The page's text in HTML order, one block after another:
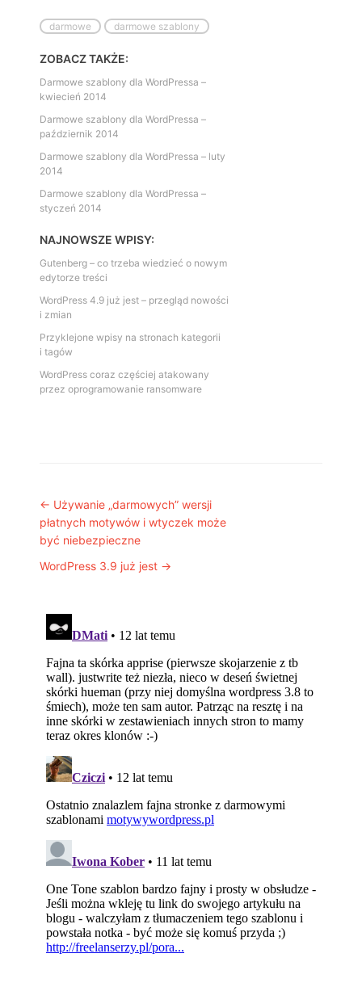
darmowe darmowe szablony
ZOBACZ TAKŻE:
Darmowe szablony dla WordPressa –
kwiecień 2014
Darmowe szablony dla WordPressa –
październik 2014
Darmowe szablony dla WordPressa – luty
2014
Darmowe szablony dla WordPressa –
styczeń 2014
NAJNOWSZE WPISY:
Gutenberg – co trzeba wiedzieć o nowym
edytorze treści
WordPress 4.9 już jest – przegląd nowości
i zmian
Przyklejone wpisy na stronach kategorii
i tagów
WordPress coraz częściej atakowany
przez oprogramowanie ransomware
Post navigation
← Używanie „darmowych” wersji
płatnych motywów i wtyczek może
być niebezpieczne
WordPress 3.9 już jest →